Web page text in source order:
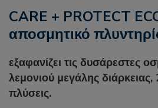
CARE + PROTECT ECO+
αποσμητικό
εξαφανίζει τις δυσάρεστες
λεμονιού μεγάλης
πλύσεις.